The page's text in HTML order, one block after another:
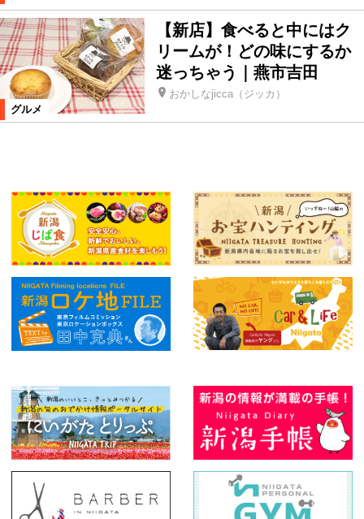
グルメ
【新店】食べると中にはク
リームが！どの味にするか
迷っちゃう｜燕市吉田
おかしなjicca（ジッカ）